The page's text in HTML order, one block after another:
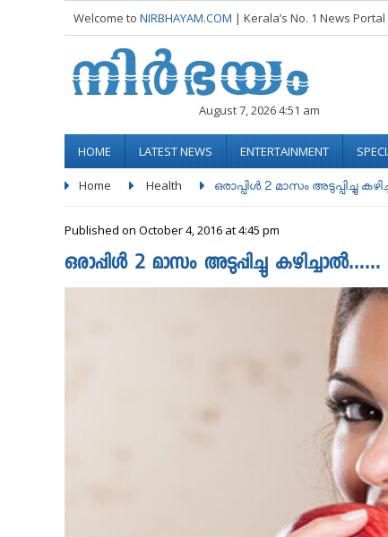
Welcome to NIRBHAYAM.COM | Kerala’s No. 1 News Portal
August 7, 2026 4:51 am
HOME LATEST NEWS ENTERTAINMENT
Home Health ഒരാപ്പിള്‍ 2 മാസം അടുപ്പിച്ചു
Published on October 4, 2016 at 4:45 pm
ഒരാപ്പിള്‍ 2 മാസം അടുപ്പിച്ചു കഴിച്ചാല്‍……